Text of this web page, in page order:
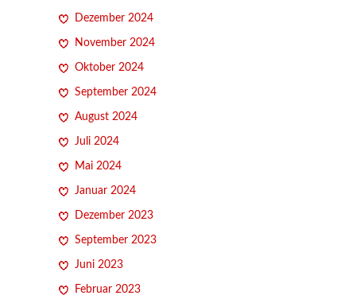
Dezember 2024
November 2024
Oktober 2024
September 2024
August 2024
Juli 2024
Mai 2024
Januar 2024
Dezember 2023
September 2023
Juni 2023
Februar 2023